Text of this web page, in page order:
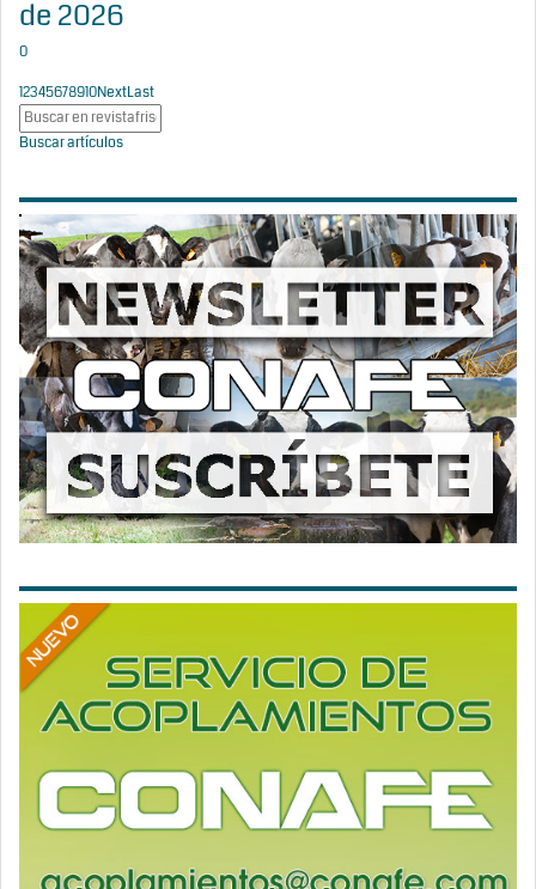
de 2026
0
12345678910NextLast
Buscar artículos